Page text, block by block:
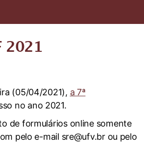
2021
(05/04/2021), a 7ª
no ano 2021.
de formulários online somente
pelo e-mail sre@ufv.br ou pelo